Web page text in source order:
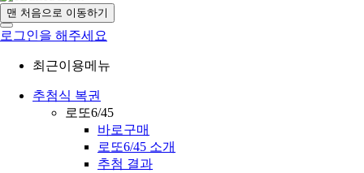
맨 처음으로 이동하기
로그인을 해주세요
최근이용메뉴
추첨식 복권
로또6/45
바로구매
로또6/45 소개
추첨 결과